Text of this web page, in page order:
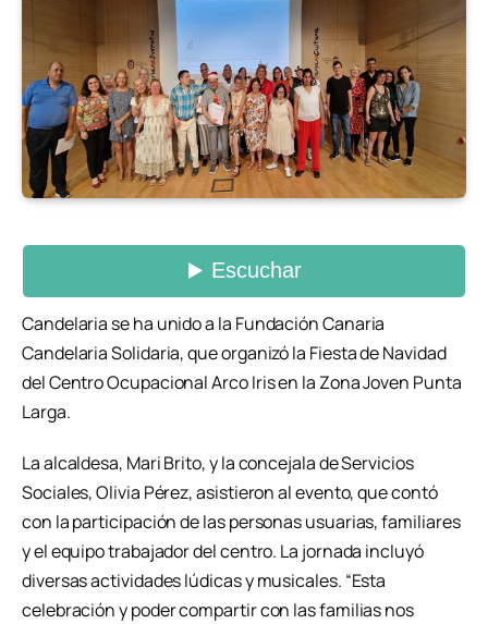
Candelaria se ha unido a la Fundación Canaria
Candelaria Solidaria, que organizó la Fiesta de Navidad
del Centro Ocupacional Arco Iris en la Zona Joven Punta
Larga.
La alcaldesa, Mari Brito, y la concejala de Servicios
Sociales, Olivia Pérez, asistieron al evento, que contó
con la participación de las personas usuarias, familiares
y el equipo trabajador del centro. La jornada incluyó
diversas actividades lúdicas y musicales. “Esta
celebración y poder compartir con las familias nos